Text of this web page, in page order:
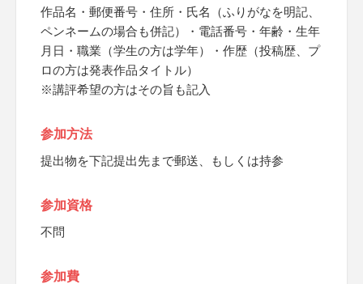
作品名・郵便番号・住所・氏名（ふりがなを明記、
ペンネームの場合も併記）・電話番号・年齢・生年
月日・職業（学生の方は学年）・作歴（投稿歴、プ
ロの方は発表作品タイトル）
※講評希望の方はその旨も記入
参加方法
提出物を下記提出先まで郵送、もしくは持参
参加資格
不問
参加費